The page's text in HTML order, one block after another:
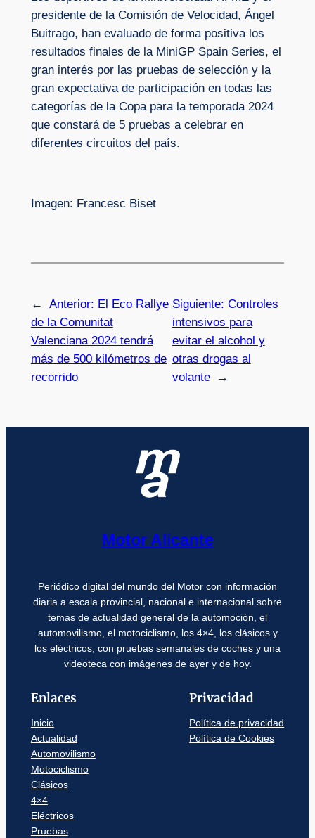
presidente de la Comisión de Velocidad, Ángel
Buitrago, han evaluado de forma positiva los
resultados finales de la MiniGP Spain Series, el
gran interés por las pruebas de selección y la
gran expectativa de participación en todas las
categorías de la Copa para la temporada 2024
que constará de 5 pruebas a celebrar en
diferentes circuitos del país.
Imagen: Francesc Biset
← Anterior: El Eco Rallye
de la Comunitat
Valenciana 2024 tendrá
más de 500 kilómetros de
recorrido
Siguiente: Controles
intensivos para
evitar el alcohol y
otras drogas al
volante
→
Motor Alicante
Periódico digital del mundo del Motor con información
diaria a escala provincial, nacional e internacional sobre
temas de actualidad general de la automoción, el
automovilismo, el motociclismo, los 4×4, los clásicos y
los eléctricos, con pruebas semanales de coches y una
videoteca con imágenes de ayer y de hoy.
Enlaces
Inicio
Actualidad
Automovilismo
Motociclismo
Clásicos
4×4
Eléctricos
Pruebas
Privacidad
Política de privacidad
Política de Cookies